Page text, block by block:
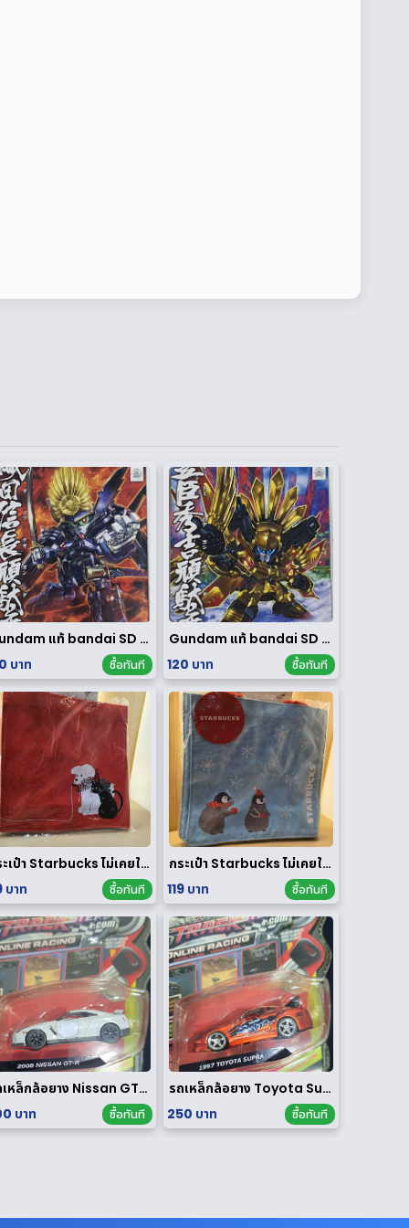
Gundam แท้ bandai SD ของใหม่
บาท
ซื้อทันที
Gundam แท้ bandai SD ของใหม่
120 บาท
ซื้อทันที
กระเป๋า Starbucks ไม่เคยใช้งาน
บาท
ซื้อทันที
กระเป๋า Starbucks ไม่เคยใช้งาน
119 บาท
ซื้อทันที
รถเหล็กล้อยาง Nissan GT-R 1/64
บาท
ซื้อทันที
รถเหล็กล้อยาง Toyota Supra 1/64
250 บาท
ซื้อทันที